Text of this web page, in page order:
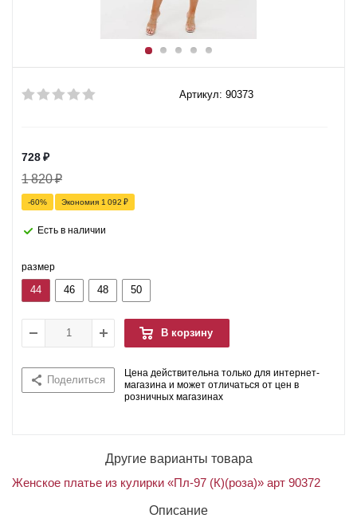
Артикул: 90373
728₽
1 820₽
-60% Экономия 1 092 ₽
Есть в наличии
размер
44 46 48 50
В корзину
Поделиться
Цена действительна только для интернет-
магазина и может отличаться от цен в
розничных магазинах
Другие варианты товара
Женское платье из кулирки «Пл-97 (К)(роза)» арт 90372
Описание